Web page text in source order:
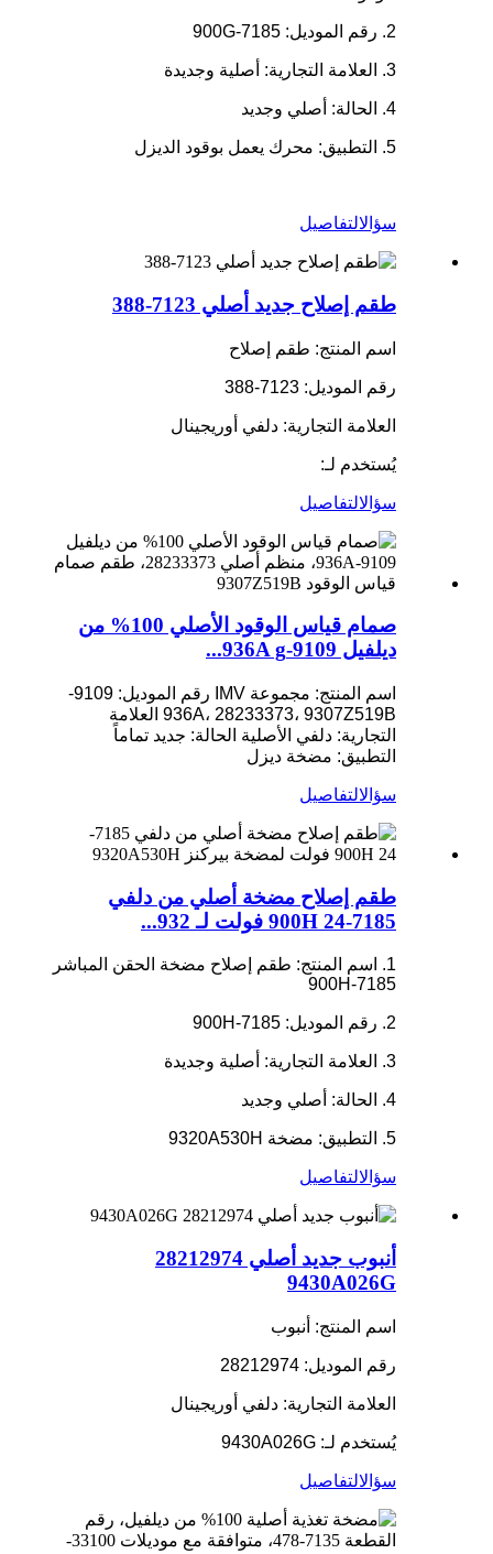
2. رقم الموديل: 7185-900G
3. العلامة التجارية: أصلية وجديدة
4. الحالة: أصلي وجديد
5. التطبيق: محرك يعمل بوقود الديزل
سؤالالتفاصيل
طقم إصلاح جديد أصلي 7123-388
اسم المنتج: طقم إصلاح
رقم الموديل: 7123-388
العلامة التجارية: دلفي أوريجينال
يُستخدم لـ:
سؤالالتفاصيل
صمام قياس الوقود الأصلي 100% من
ديلفيل 9109-936A g...
اسم المنتج: مجموعة IMV
رقم الموديل: 9109-
936A، 28233373، 9307Z519B العلامة
التجارية: دلفي الأصلية الحالة: جديد تماماً
التطبيق: مضخة ديزل
سؤالالتفاصيل
طقم إصلاح مضخة أصلي من دلفي
7185-900H 24 فولت لـ 932...
1. اسم المنتج: طقم إصلاح مضخة الحقن المباشر
7185-900H
2. رقم الموديل: 7185-900H
3. العلامة التجارية: أصلية وجديدة
4. الحالة: أصلي وجديد
5. التطبيق: مضخة 9320A530H
سؤالالتفاصيل
أنبوب جديد أصلي 28212974
9430A026G
اسم المنتج: أنبوب
رقم الموديل: 28212974
العلامة التجارية: دلفي أوريجينال
يُستخدم لـ: 9430A026G
سؤالالتفاصيل